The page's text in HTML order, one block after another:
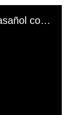
El mal momento de Yanina Gasañol con un hincha argentino en "Subrayado"